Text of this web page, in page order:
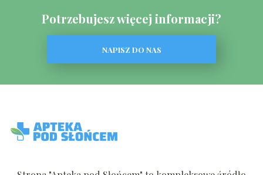
Potrzebujesz więcej informacji?
NAPISZ DO NAS